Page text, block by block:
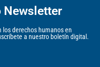
Newsletter
los derechos humanos en
a nuestro boletín digital.